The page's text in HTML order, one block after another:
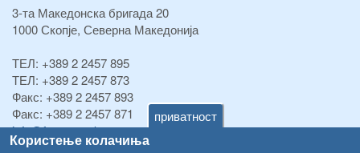
приватност
Користење колачиња
3-та Македонска бригада 20
1000 Скопје, Северна Македонија
ТЕЛ: +389 2 2457 895
ТЕЛ: +389 2 2457 873
Факс: +389 2 2457 893
Факс: +389 2 2457 871
info@fva.gov.mk